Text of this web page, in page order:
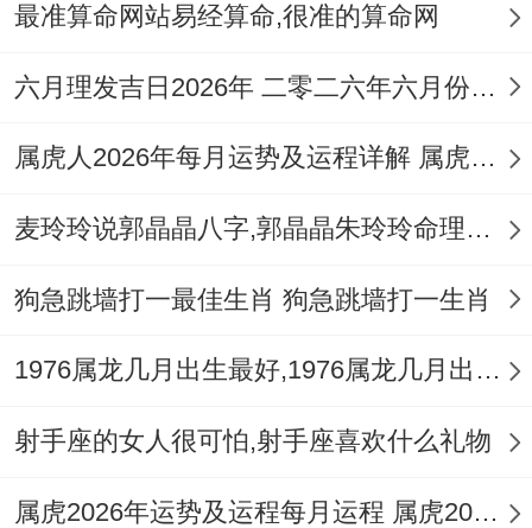
最准算命网站易经算命,很准的算命网
六月理发吉日2026年 二零二六年六月份理发吉日
属虎人2026年每月运势及运程详解 属虎人2026年运势及每月运势
麦玲玲说郭晶晶八字,郭晶晶朱玲玲命理八字
狗急跳墙打一最佳生肖 狗急跳墙打一生肖
1976属龙几月出生最好,1976属龙几月出生最好命
射手座的女人很可怕,射手座喜欢什么礼物
属虎2026年运势及运程每月运程 属虎2026年运势及运程及每月运势